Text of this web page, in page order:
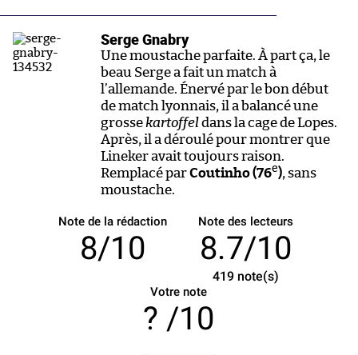
Serge Gnabry
Une moustache parfaite. À part ça, le
beau Serge a fait un match à
l’allemande. Énervé par le bon début
de match lyonnais, il a balancé une
grossekartoffeldans la cage de Lopes.
Après, il a déroulé pour montrer que
Lineker avait toujours raison.
Remplacé parCoutinho (76e), sans
moustache.
Note de la rédaction
8/10
Note des lecteurs
8.7/10
419note(s)
Votre note
/10